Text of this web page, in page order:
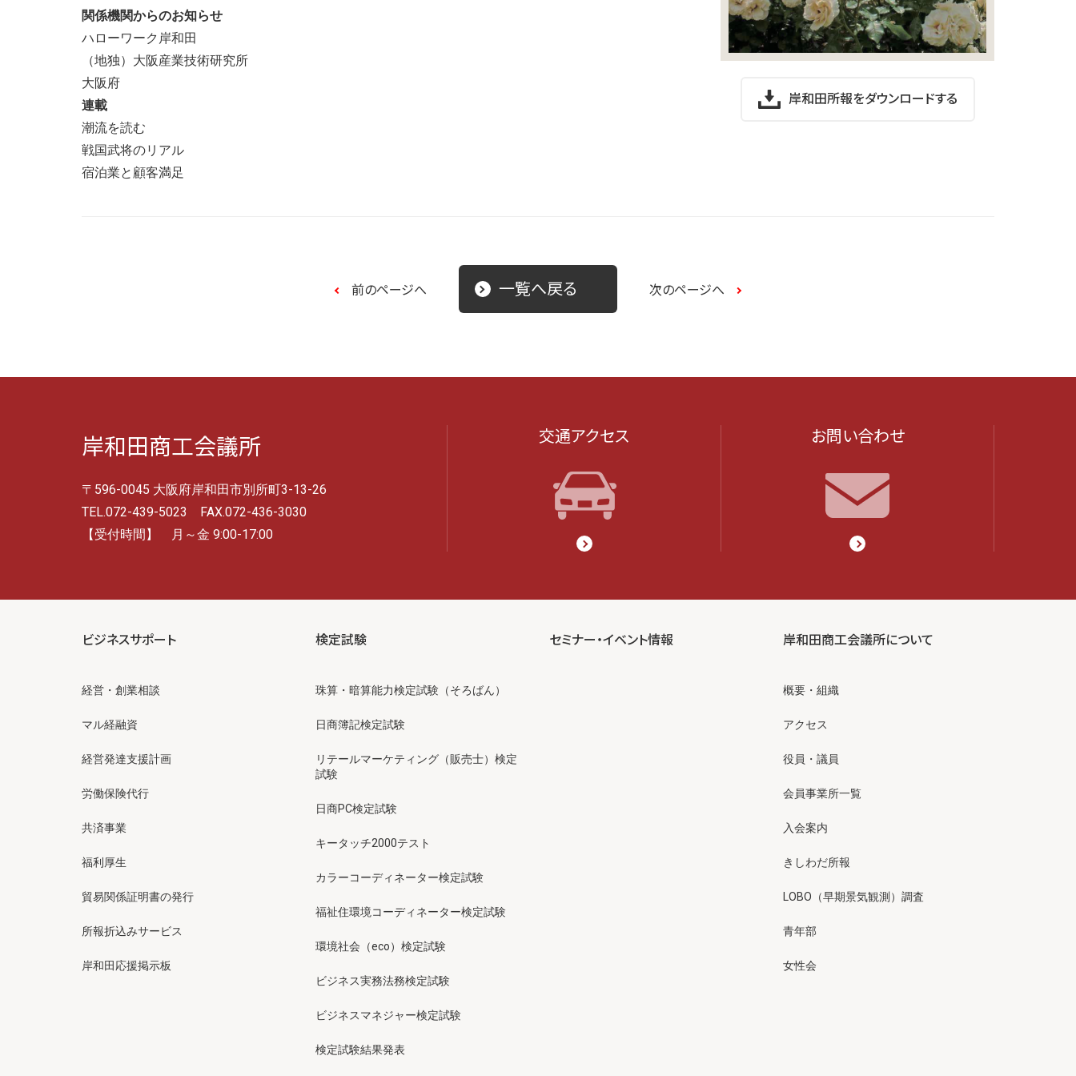
関係機関からのお知らせ
ハローワーク岸和田
（地独）大阪産業技術研究所
大阪府
連載
潮流を読む
戦国武将のリアル
宿泊業と顧客満足
岸和田所報をダウンロードする
前のページへ 一覧へ戻る 次のページへ
岸和田商工会議所
〒596-0045 大阪府岸和田市別所町3-13-26
TEL.072-439-5023 FAX.072-436-3030
【受付時間】 月～金 9:00-17:00
交通アクセス お問い合わせ
ビジネスサポート
経営・創業相談
マル経融資
経営発達支援計画
労働保険代行
共済事業
福利厚生
貿易関係証明書の発行
所報折込みサービス
岸和田応援掲示板
検定試験
珠算・暗算能力検定試験（そろばん）
日商簿記検定試験
リテールマーケティング（販売士）検定
試験
日商PC検定試験
キータッチ2000テスト
カラーコーディネーター検定試験
福祉住環境コーディネーター検定試験
環境社会（eco）検定試験
ビジネス実務法務検定試験
ビジネスマネジャー検定試験
検定試験結果発表
セミナー・イベント情報 岸和田商工会議所について
概要・組織
アクセス
役員・議員
会員事業所一覧
入会案内
きしわだ所報
LOBO（早期景気観測）調査
青年部
女性会